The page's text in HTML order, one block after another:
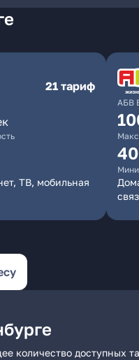
21 тариф
ТВ, мобильная
АБВ
количество доступных